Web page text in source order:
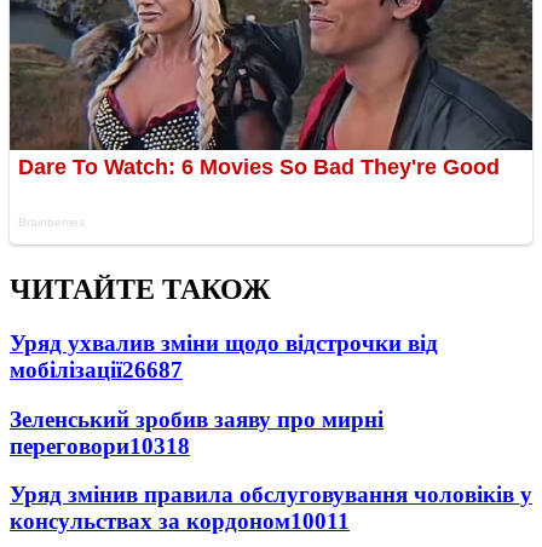
ЧИТАЙТЕ ТАКОЖ
Уряд ухвалив зміни щодо відстрочки від
мобілізації26687
Зеленський зробив заяву про мирні
переговори10318
Уряд змінив правила обслуговування чоловіків у
консульствах за кордоном10011